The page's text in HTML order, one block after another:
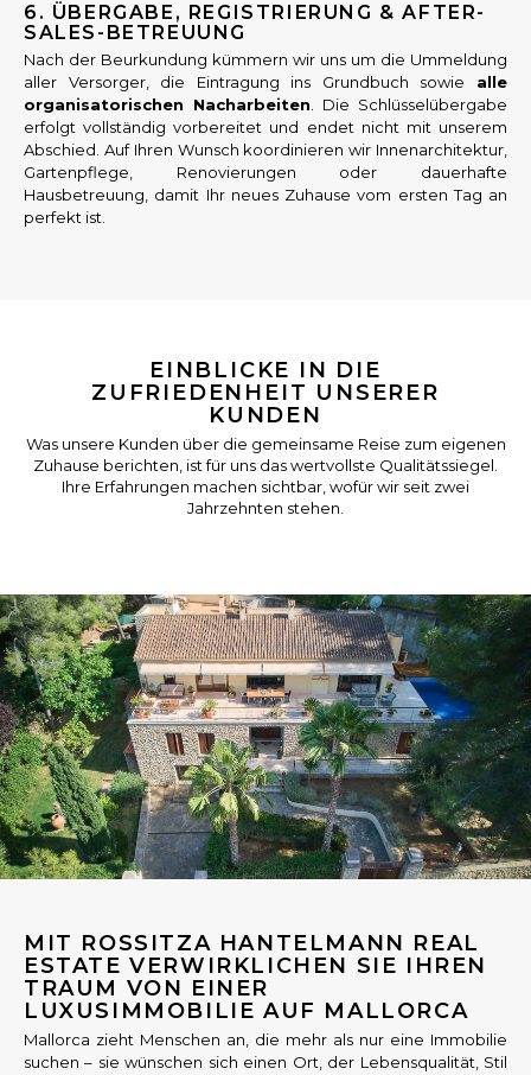
6. ÜBERGABE, REGISTRIERUNG & AFTER-
SALES-BETREUUNG
Nach der Beurkundung kümmern wir uns um die Ummeldung
aller Versorger, die Eintragung ins Grundbuch sowie alle
organisatorischen Nacharbeiten. Die Schlüsselübergabe
erfolgt vollständig vorbereitet und endet nicht mit unserem
Abschied. Auf Ihren Wunsch koordinieren wir Innenarchitektur,
Gartenpflege, Renovierungen oder dauerhafte
Hausbetreuung, damit Ihr neues Zuhause vom ersten Tag an
perfekt ist.
EINBLICKE IN DIE
ZUFRIEDENHEIT UNSERER
KUNDEN
Was unsere Kunden über die gemeinsame Reise zum eigenen
Zuhause berichten, ist für uns das wertvollste Qualitätssiegel.
Ihre Erfahrungen machen sichtbar, wofür wir seit zwei
Jahrzehnten stehen.
MIT ROSSITZA HANTELMANN REAL
ESTATE VERWIRKLICHEN SIE IHREN
TRAUM VON EINER
LUXUSIMMOBILIE AUF MALLORCA
Mallorca zieht Menschen an, die mehr als nur eine Immobilie
suchen – sie wünschen sich einen Ort, der Lebensqualität, Stil